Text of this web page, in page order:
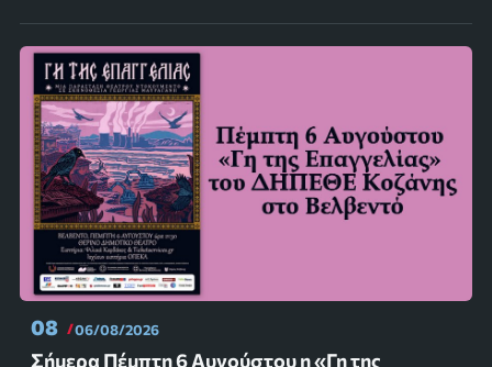
08 06/08/2026
Σήμερα Πέμπτη 6 Αυγούστου η «Γη της